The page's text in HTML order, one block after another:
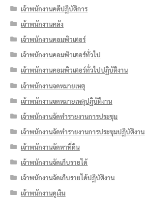
เจ้าพนักงานคดีปฏิบัติการ
เจ้าพนักงานคลัง
เจ้าพนักงานคอมพิวเตอร์
เจ้าพนักงานคอมพิวเตอร์ทั่วไป
เจ้าพนักงานคอมพิวเตอร์ทั่วไปปฏิบัติงาน
เจ้าพนักงานจดหมายเหตุ
เจ้าพนักงานจดหมายเหตุปฏิบัติงาน
เจ้าพนักงานจัดทำรายงานการประชุม
เจ้าพนักงานจัดทำรายงานการประชุมปฏิบัติงาน
เจ้าพนักงานจัดหาที่ดิน
เจ้าพนักงานจัดเก็บรายได้
เจ้าพนักงานจัดเก็บรายได้ปฏิบัติงาน
เจ้าพนักงานดูเงิน